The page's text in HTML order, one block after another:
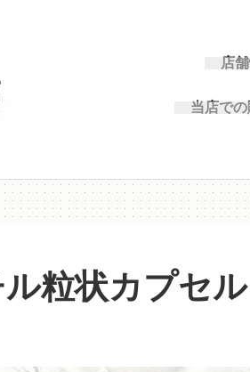
店
当店で
粒状カプセル